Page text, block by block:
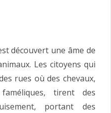
découvert une âme de
Les citoyens qui
rues où des chevaux,
tirent des
portant des